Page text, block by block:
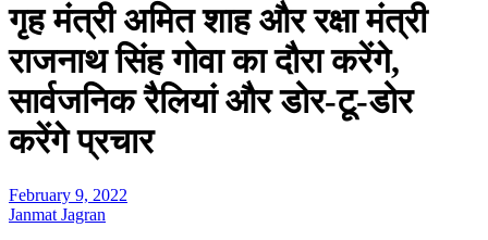
गृह मंत्री अमित शाह और रक्षा मंत्री
राजनाथ सिंह गोवा का दौरा करेंगे,
सार्वजनिक रैलियां और डोर-टू-डोर
करेंगे प्रचार
February 9, 2022
Janmat Jagran